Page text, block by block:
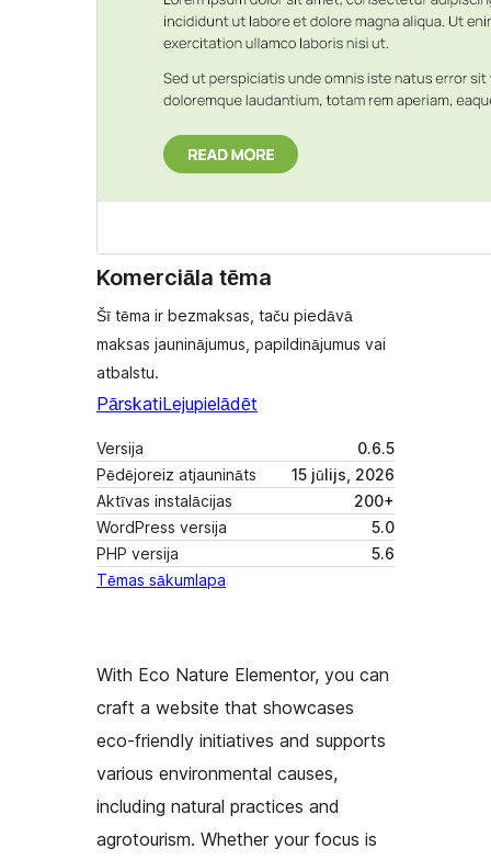
Komerciāla tēma
Šī tēma ir bezmaksas, taču piedāvā
maksas jauninājumus, papildinājumus vai
atbalstu.
PārskatiLejupielādēt
Versija
0.6.5
Pēdējoreiz atjaunināts
15 jūlijs, 2026
Aktīvas instalācijas
200+
WordPress versija
5.0
PHP versija
5.6
Tēmas sākumlapa
With Eco Nature Elementor, you can
craft a website that showcases
eco-friendly initiatives and supports
various environmental causes,
including natural practices and
agrotourism. Whether your focus is